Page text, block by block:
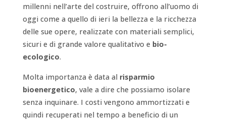
millenni nell’arte del costruire, offrono all’uomo di
oggi come a quello di ieri la bellezza e la ricchezza
delle sue opere, realizzate con materiali semplici,
sicuri e di grande valore qualitativo e bio-
ecologico.
Molta importanza è data al risparmio
bioenergetico, vale a dire che possiamo isolare
senza inquinare. I costi vengono ammortizzati e
quindi recuperati nel tempo a beneficio di un